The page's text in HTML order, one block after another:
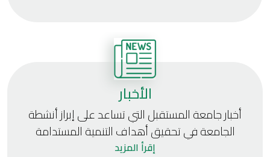
الأخبار
أخبار جامعة المستقبل التي تساعد على إبراز أنشطة
الجامعة في تحقيق أهداف التنمية المستدامة
إقرأ المزيد